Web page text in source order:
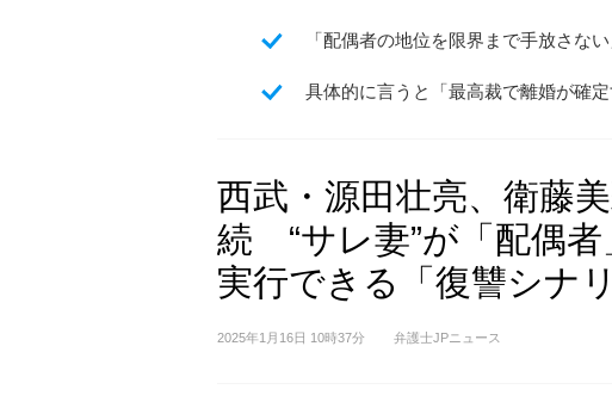
「配偶者の地位を限界まで手放さな
具体的に言うと「最高裁で離婚が確
西武・源田壮亮、衛藤
続 “サレ妻”が「配偶
実行できる「復讐シナ
2025年1月16日 10時37分 弁護士JPニュース